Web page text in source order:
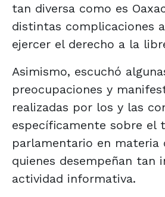
tan diversa como es
distintas complicaciones
ejercer el derecho a la
Asimismo, escuchó
preocupaciones y
realizadas por los y las
específicamente sobre el
parlamentario en materia
quienes desempeñan tan
actividad informativa.